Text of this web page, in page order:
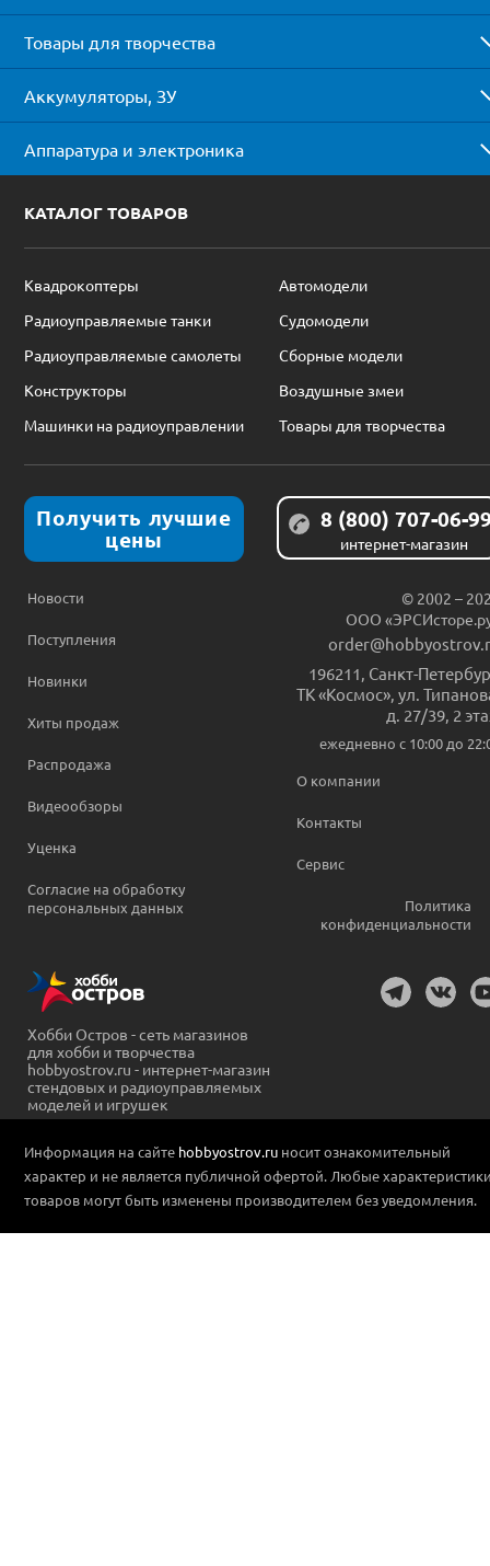
Товары для творчества
Аккумуляторы, ЗУ
Аппаратура и электроника
КАТАЛОГ ТОВАРОВ
Квадрокоптеры
Автомодели
Радиоуправляемые танки
Судомодели
Радиоуправляемые самолеты
Сборные модели
Конструкторы
Воздушные змеи
Машинки на радиоуправлении
Товары для творчества
Получить лучшие
цены
8 (800) 707-06-
интернет-магазин
Новости
Поступления
Новинки
Хиты продаж
Распродажа
Видеообзоры
Уценка
Согласие на обработку
персональных данных
© 2002 –
ООО
196211 Санкт-
ТК «Космос», ул.
д. 27/39, 2
ежедневно c 10:00 до
О компании
Контакты
Сервис
Политика
конфиденциальности
Хобби Остров - сеть магазинов
для хобби и творчества
hobbyostrov.ru - интернет-магазин
стендовых и радиоуправляемых
моделей и игрушек
Информация на сайте hobbyostrov.ru носит ознакомительный
характер и не является публичной офертой. Любые
товаров могут быть изменены производителем без уведомления.